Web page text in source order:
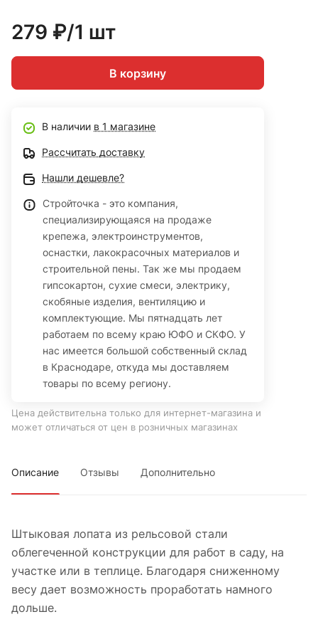
279 ₽/1 шт
В корзину
В наличии в 1 магазине
Рассчитать доставку
Нашли дешевле?
Стройточка - это компания,
специализирующаяся на продаже
крепежа, электроинструментов,
оснастки, лакокрасочных материалов и
строительной пены. Так же мы продаем
гипсокартон, сухие смеси, электрику,
скобяные изделия, вентиляцию и
комплектующие. Мы пятнадцать лет
работаем по всему краю ЮФО и СКФО. У
нас имеется большой собственный склад
в Краснодаре, откуда мы доставляем
товары по всему региону.
Цена действительна только для интернет-магазина и
может отличаться от цен в розничных магазинах
Описание Отзывы Дополнительно
Штыковая лопата из рельсовой стали
облегеченной конструкции для работ в саду, на
участке или в теплице. Благодаря сниженному
весу дает возможность проработать намного
дольше.